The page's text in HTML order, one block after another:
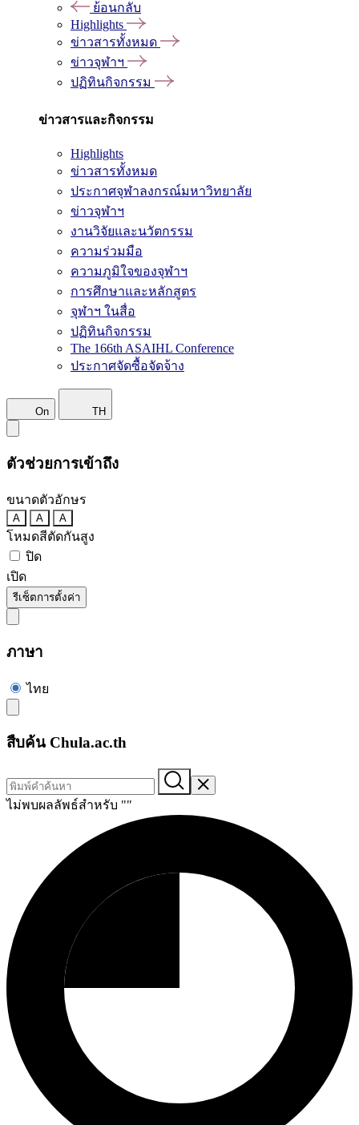
ย้อนกลับ
Highlights
ข่าวสารทั้งหมด
ข่าวจุฬาฯ
ปฏิทินกิจกรรม
ข่าวสารและกิจกรรม
Highlights
ข่าวสารทั้งหมด
ประกาศจุฬาลงกรณ์มหาวิทยาลัย
ข่าวจุฬาฯ
งานวิจัยและนวัตกรรม
ความร่วมมือ
ความภูมิใจของจุฬาฯ
การศึกษาและหลักสูตร
จุฬาฯ ในสื่อ
ปฏิทินกิจกรรม
The 166th ASAIHL Conference
ประกาศจัดซื้อจัดจ้าง
On TH
ตัวช่วยการเข้าถึง
ขนาดตัวอักษร
A A A
โหมดสีตัดกันสูง
ปิด
เปิด
รีเซ็ตการตั้งค่า
ภาษา
ไทย
สืบค้น Chula.ac.th
ไม่พบผลลัพธ์สำหรับ ""